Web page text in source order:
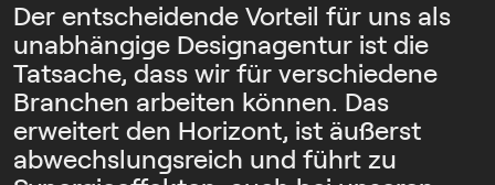
Der entscheidende Vorteil für uns als
unabhängige Designagentur ist die
Tatsache, dass wir für verschiedene
Branchen arbeiten können. Das
erweitert den Horizont, ist äußerst
abwechslungsreich und führt zu